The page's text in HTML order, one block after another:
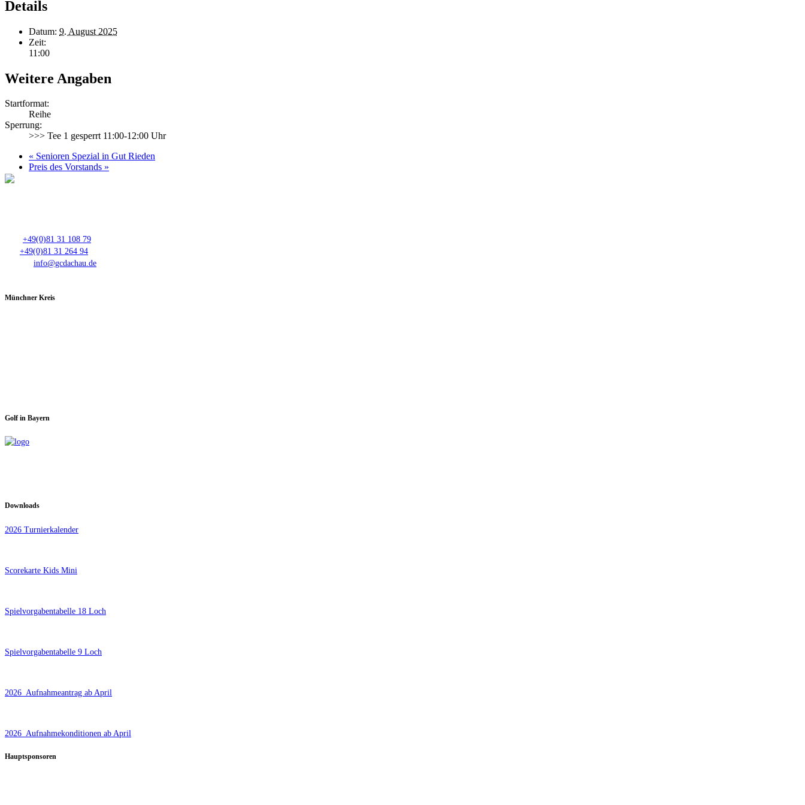
Details
Datum: 9. August 2025
Zeit:
11:00
Weitere Angaben
Startformat:
Reihe
Sperrung:
>>> Tee 1 gesperrt 11:00-12:00 Uhr
« Senioren Spezial in Gut Rieden
Preis des Vorstands »
+49(0)81 31 108 79
+49(0)81 31 264 94
info@gcdachau.de
Münchner Kreis
Golf in Bayern
Downloads
2026 Turnierkalender
Scorekarte Kids Mini
Spielvorgabentabelle 18 Loch
Spielvorgabentabelle 9 Loch
2026_Aufnahmeantrag ab April
2026_Aufnahmekonditionen ab April
Hauptsponsoren